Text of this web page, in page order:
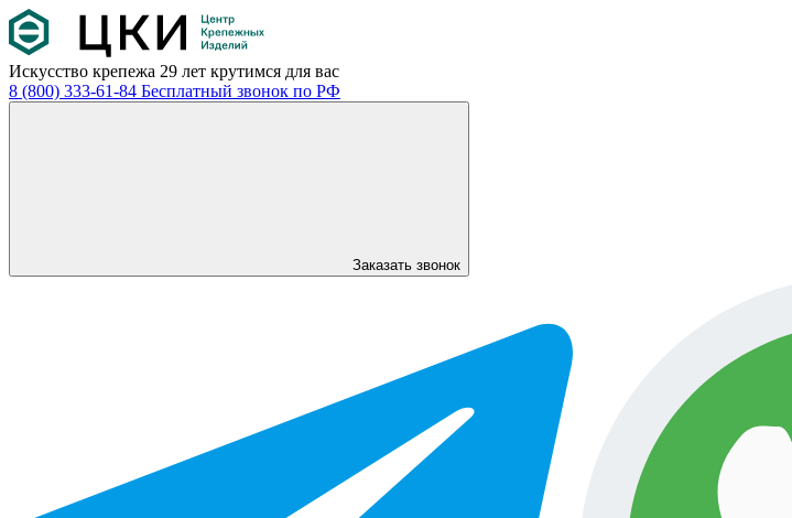
Искусство крепежа 29 лет крутимся для вас
8 (800) 333-61-84 Бесплатный звонок по РФ
Заказать звонок